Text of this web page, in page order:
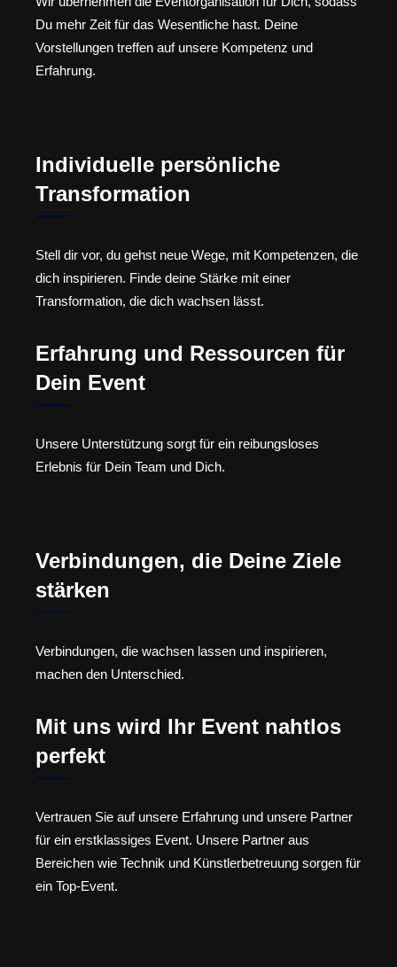
Du mehr Zeit für das Wesentliche hast. Deine
Vorstellungen treffen auf unsere Kompetenz und
Erfahrung.
Individuelle persönliche
Transformation
Stell dir vor, du gehst neue Wege, mit Kompetenzen, die
dich inspirieren. Finde deine Stärke mit einer
Transformation, die dich wachsen lässt.
Erfahrung und Ressourcen für
Dein Event
Unsere Unterstützung sorgt für ein reibungsloses
Erlebnis für Dein Team und Dich.
Verbindungen, die Deine Ziele
stärken
Verbindungen, die wachsen lassen und inspirieren,
machen den Unterschied.
Mit uns wird Ihr Event nahtlos
perfekt
Vertrauen Sie auf unsere Erfahrung und unsere Partner
für ein erstklassiges Event. Unsere Partner aus
Bereichen wie Technik und Künstlerbetreuung sorgen für
ein Top-Event.